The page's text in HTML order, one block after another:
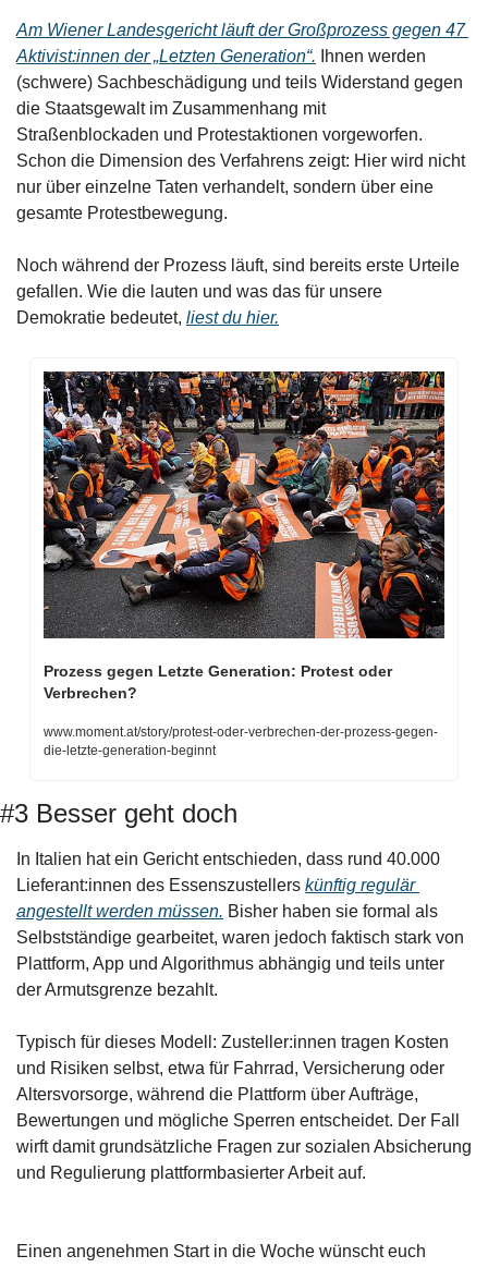
Am Wiener Landesgericht läuft der Großprozess gegen 47
Aktivist:innen der „Letzten Generation“. Ihnen werden
(schwere) Sachbeschädigung und teils Widerstand gegen
die Staatsgewalt im Zusammenhang mit
Straßenblockaden und Protestaktionen vorgeworfen.
Schon die Dimension des Verfahrens zeigt: Hier wird nicht
nur über einzelne Taten verhandelt, sondern über eine
gesamte Protestbewegung.
Noch während der Prozess läuft, sind bereits erste Urteile
gefallen. Wie die lauten und was das für unsere
Demokratie bedeutet, liest du hier.
Prozess gegen Letzte Generation: Protest oder
Verbrechen?
www.moment.at/story/protest-oder-verbrechen-der-prozess-gegen-
die-letzte-generation-beginnt
#3 Besser geht doch
In Italien hat ein Gericht entschieden, dass rund 40.000
Lieferant:innen des Essenszustellers künftig regulär
angestellt werden müssen. Bisher haben sie formal als
Selbstständige gearbeitet, waren jedoch faktisch stark von
Plattform, App und Algorithmus abhängig und teils unter
der Armutsgrenze bezahlt.
Typisch für dieses Modell: Zusteller:innen tragen Kosten
und Risiken selbst, etwa für Fahrrad, Versicherung oder
Altersvorsorge, während die Plattform über Aufträge,
Bewertungen und mögliche Sperren entscheidet. Der Fall
wirft damit grundsätzliche Fragen zur sozialen Absicherung
und Regulierung plattformbasierter Arbeit auf.
Einen angenehmen Start in die Woche wünscht euch